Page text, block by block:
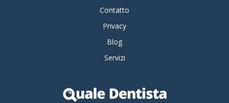
Contatto
Privacy
Blog
Servizi